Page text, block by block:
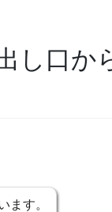
し口か
ます。